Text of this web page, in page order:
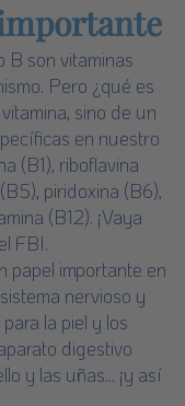
B son vitaminas
Pero ¿qué es
sino de un
en nuestro
(B1), riboflavina
piridoxina (B6),
(B12). ¡Vaya
FBI.
papel importante en
nervioso y
la piel y los
digestivo
y las uñas... ¡y así